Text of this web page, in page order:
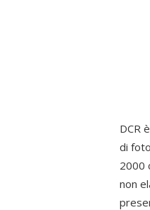
DCR
di
2000
non